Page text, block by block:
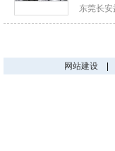
GH1131
东莞长
网站建设